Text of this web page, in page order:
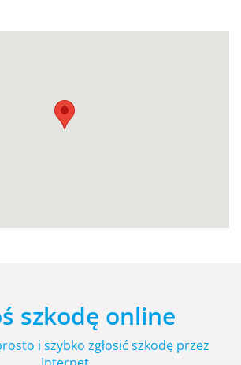
szkodę online
i szybko zgłosić szkodę przez